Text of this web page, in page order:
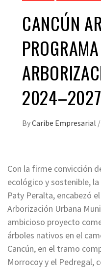
CANCÚN
2024–2027
ByCaribe Empresarial /
Con la firme convicción
ecológico y sostenible,
Paty Peralta, encabezó
Arborización Urbana
ambicioso proyecto
árboles nativos en el
Cancún, en el tramo
Morrocoy y el Pedregal,